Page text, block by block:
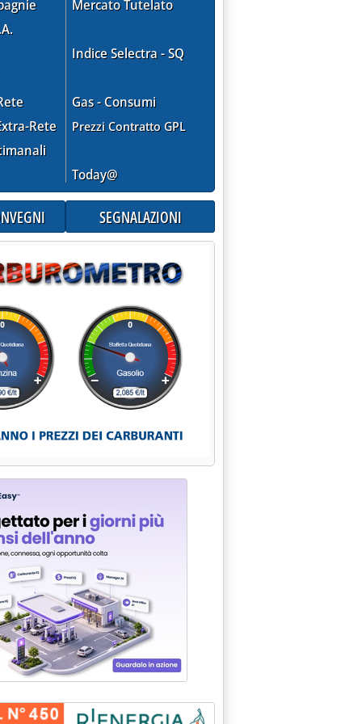
Rete
Mercato Tutelato
Indice Selectra - SQ
Gas - Consumi
Prezzi Contratto GPL
Today@
SEGNALAZIONI